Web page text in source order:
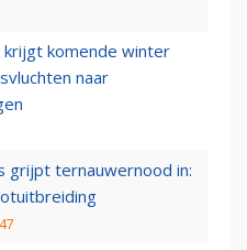
krijgt komende winter
naar
grijpt ternauwernood in: